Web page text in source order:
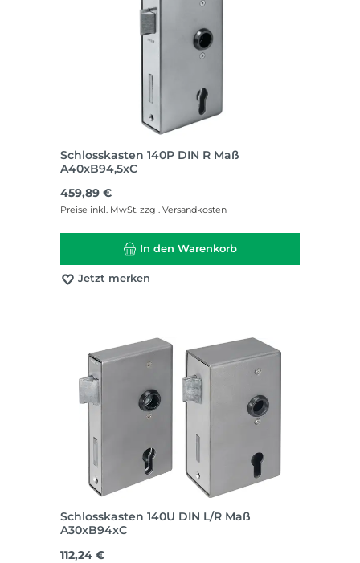
Schlosskasten 140P DIN R Maß
A40xB94,5xC
Regulärer Preis:
459,89 €
Preise inkl. MwSt. zzgl. Versandkosten
In den Warenkorb
Jetzt merken
Schlosskasten 140U DIN L/R Maß
A30xB94xC
Regulärer Preis:
112,24 €